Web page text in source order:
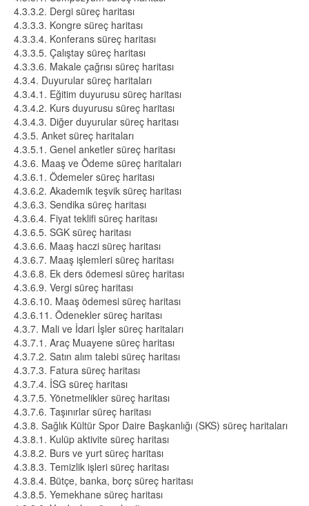
4.3.3.2. Dergi süreç haritası
4.3.3.3. Kongre süreç haritası
4.3.3.4. Konferans süreç haritası
4.3.3.5. Çalıştay süreç haritası
4.3.3.6. Makale çağrısı süreç haritası
4.3.4. Duyurular süreç haritaları
4.3.4.1. Eğitim duyurusu süreç haritası
4.3.4.2. Kurs duyurusu süreç haritası
4.3.4.3. Diğer duyurular süreç haritası
4.3.5. Anket süreç haritaları
4.3.5.1. Genel anketler süreç haritası
4.3.6. Maaş ve Ödeme süreç haritaları
4.3.6.1. Ödemeler süreç haritası
4.3.6.2. Akademik teşvik süreç haritası
4.3.6.3. Sendika süreç haritası
4.3.6.4. Fiyat teklifi süreç haritası
4.3.6.5. SGK süreç haritası
4.3.6.6. Maaş haczi süreç haritası
4.3.6.7. Maaş işlemleri süreç haritası
4.3.6.8. Ek ders ödemesi süreç haritası
4.3.6.9. Vergi süreç haritası
4.3.6.10. Maaş ödemesi süreç haritası
4.3.6.11. Ödenekler süreç haritası
4.3.7. Mali ve İdari İşler süreç haritaları
4.3.7.1. Araç Muayene süreç haritası
4.3.7.2. Satın alım talebi süreç haritası
4.3.7.3. Fatura süreç haritası
4.3.7.4. İSG süreç haritası
4.3.7.5. Yönetmelikler süreç haritası
4.3.7.6. Taşınırlar süreç haritası
4.3.8. Sağlık Kültür Spor Daire Başkanlığı (SKS) süreç haritaları
4.3.8.1. Kulüp aktivite süreç haritası
4.3.8.2. Burs ve yurt süreç haritası
4.3.8.3. Temizlik işleri süreç haritası
4.3.8.4. Bütçe, banka, borç süreç haritası
4.3.8.5. Yemekhane süreç haritası